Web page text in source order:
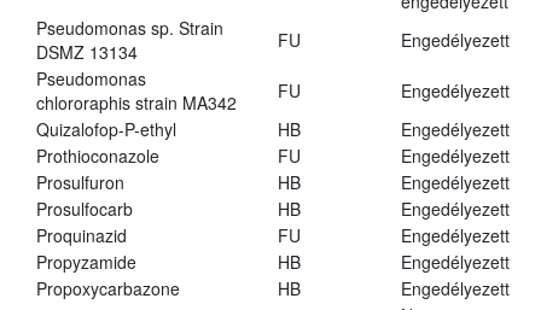
Pseudomonas sp. Strain
DSMZ 13134
FU
Engedélyezett
Pseudomonas
chlororaphis strain MA342
FU
Engedélyezett
Quizalofop-P-ethyl
HB
Engedélyezett
Prothioconazole
FU
Engedélyezett
Prosulfuron
HB
Engedélyezett
Prosulfocarb
HB
Engedélyezett
Proquinazid
FU
Engedélyezett
Propyzamide
HB
Engedélyezett
Propoxycarbazone
HB
Engedélyezett